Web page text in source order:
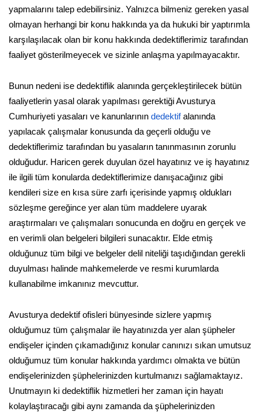
yapmalarını talep edebilirsiniz. Yalnızca bilmeniz gereken yasal
olmayan herhangi bir konu hakkında ya da hukuki bir yaptırımla
karşılaşılacak olan bir konu hakkında dedektiflerimiz tarafından
faaliyet gösterilmeyecek ve sizinle anlaşma yapılmayacaktır.
Bunun nedeni ise dedektiflik alanında gerçekleştirilecek bütün
faaliyetlerin yasal olarak yapılması gerektiği Avusturya
Cumhuriyeti yasaları ve kanunlarının dedektifalanında
yapılacak çalışmalar konusunda da geçerli olduğu ve
dedektiflerimiz tarafından bu yasaların tanınmasının zorunlu
olduğudur. Haricen gerek duyulan özel hayatınız ve iş hayatınız
ile ilgili tüm konularda dedektiflerimize danışacağınız gibi
kendileri size en kısa süre zarfı içerisinde yapmış oldukları
sözleşme gereğince yer alan tüm maddelere uyarak
araştırmaları ve çalışmaları sonucunda en doğru en gerçek ve
en verimli olan belgeleri bilgileri sunacaktır. Elde etmiş
olduğunuz tüm bilgi ve belgeler delil niteliği taşıdığından gerekli
duyulması halinde mahkemelerde ve resmi kurumlarda
kullanabilme imkanınız mevcuttur.
Avusturya dedektif ofisleri bünyesinde sizlere yapmış
olduğumuz tüm çalışmalar ile hayatınızda yer alan şüpheler
endişeler içinden çıkamadığınız konular canınızı sıkan umutsuz
olduğumuz tüm konular hakkında yardımcı olmakta ve bütün
endişelerinizden şüphelerinizden kurtulmanızı sağlamaktayız.
Unutmayın ki dedektiflik hizmetleri her zaman için hayatı
kolaylaştıracağı gibi aynı zamanda da şüphelerinizden